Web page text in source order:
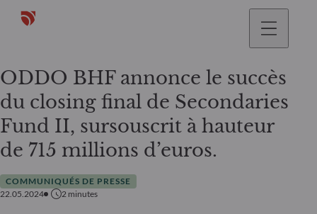
ODDO BHF annonce le succès
du closing final de Secondaries
Fund II, sursouscrit à hauteur
de 715 millions d’euros.
COMMUNIQUÉS DE PRESSE
22.05.2024
2 minutes